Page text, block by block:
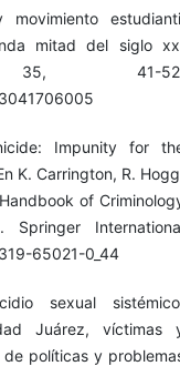
mitad del siglo
35, 41-
Impunity for
K. Carrington, R.
of
65021-0_44
sexual
Juárez, víctimas
políticas y